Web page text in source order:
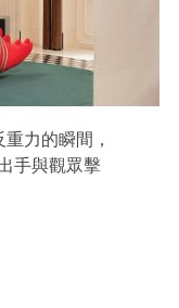
力的瞬間，
手與觀眾擊